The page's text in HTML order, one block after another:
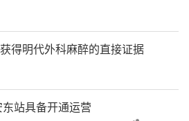
得明代外科麻醉的直接证据
站具备开通运营